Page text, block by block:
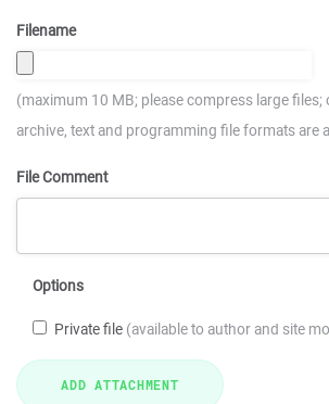
Filename
(maximum 10 MB; please compress large files;
archive, text and programming file formats are
File Comment
Options
Private file (available to author and site